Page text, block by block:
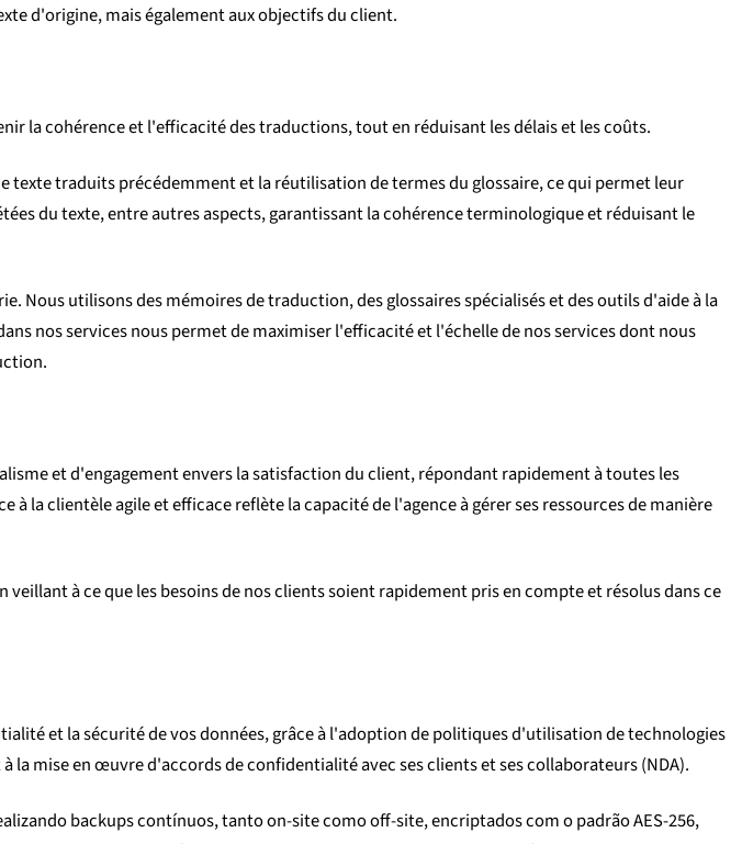
d'origine, mais également aux objectifs du client.
la cohérence et l'efficacité des traductions, tout en réduisant les délais et les coûts.
texte traduits précédemment et la réutilisation de termes du glossaire, ce qui permet leur
du texte, entre autres aspects, garantissant la cohérence terminologique et réduisant le
Nous utilisons des mémoires de traduction, des glossaires spécialisés et des outils d'aide à la
nos services nous permet de maximiser l'efficacité et l'échelle de nos services dont nous
et d'engagement envers la satisfaction du client, répondant rapidement à toutes les
la clientèle agile et efficace reflète la capacité de l'agence à gérer ses ressources de manière
à ce que les besoins de nos clients soient rapidement pris en compte et résolus dans ce
et la sécurité de vos données, grâce à l'adoption de politiques d'utilisation de technologies
la mise en œuvre d'accords de confidentialité avec ses clients et ses collaborateurs (NDA).
backups contínuos, tanto on-site como off-site, encriptados com o padrão AES-256,